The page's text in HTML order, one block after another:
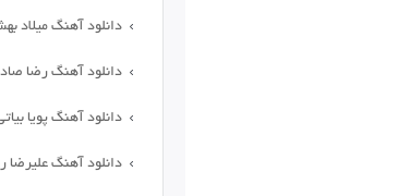
دانلود آهنگ میلاد
دانلود آهنگ رضا
دانلود آهنگ پویا
دانلود آهنگ علیرضا